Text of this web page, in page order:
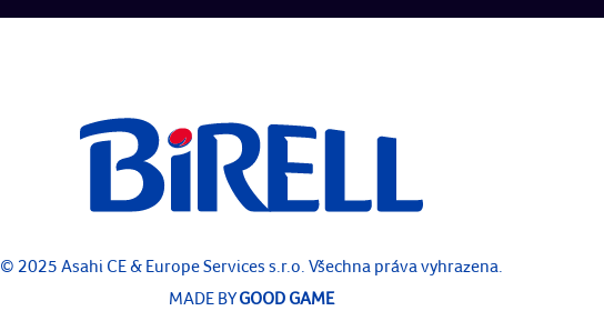
© 2025 Asahi CE & Europe Services s.r.o. Všechna práva vyhrazena.
MADE BYGOOD GAME